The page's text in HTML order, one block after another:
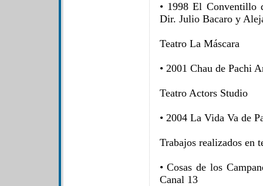
• 1998 El Conventillo
Dir. Julio Bacaro y
Teatro La Máscara
• 2001 Chau de Pachi
Teatro Actors Studio
• 2004 La Vida Va de
Trabajos realizados en
• Cosas de los
Canal 13